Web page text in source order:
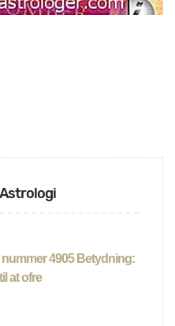
nummer 4905 Betydning:
at ofre